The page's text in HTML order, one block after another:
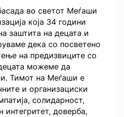
во светот Меѓаши
која 34 години
заштита на децата и
дека со посветено
на предизвиците со
можеме да
Тимот на Меѓаши е
и организациски
солидарност,
интегритет, доверба,